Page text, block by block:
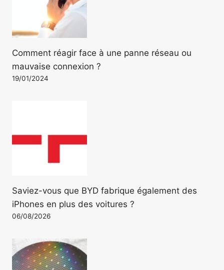
Comment réagir face à une panne réseau ou
mauvaise connexion ?
19/01/2024
Saviez-vous que BYD fabrique également des
iPhones en plus des voitures ?
06/08/2026